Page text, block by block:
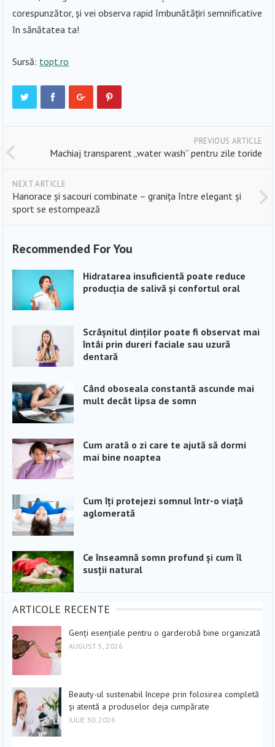
corespunzător, și vei observa rapid îmbunătățiri semnificative
în sănătatea ta!
Sursă: topt.ro
PREVIOUS ARTICLE
Machiaj transparent „water wash” pentru zile toride
NEXT ARTICLE
Hanorace și sacouri combinate – granița între elegant și
sport se estompează
Recommended For You
Hidratarea insuficientă poate reduce
producția de salivă și confortul oral
Scrâșnitul dinților poate fi observat mai
întâi prin dureri faciale sau uzură
dentară
Când oboseala constantă ascunde mai
mult decât lipsa de somn
Cum arată o zi care te ajută să dormi
mai bine noaptea
Cum îți protejezi somnul într-o viață
aglomerată
Ce înseamnă somn profund și cum îl
susții natural
ARTICOLE RECENTE
Genți esențiale pentru o garderobă bine organizată
AUGUST 5, 2026
Beauty-ul sustenabil începe prin folosirea completă
și atentă a produselor deja cumpărate
IULIE 30, 2026